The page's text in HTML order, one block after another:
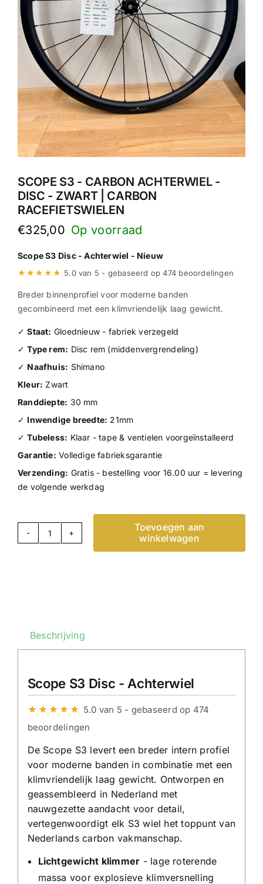
SCOPE S3 - CARBON ACHTERWIEL -
DISC - ZWART | CARBON
RACEFIETSWIELEN
€325,00
Scope S3 Disc - Achterwiel - Nieuw
★★★★★ 5.0 van 5 - gebaseerd op 474 beoordelingen
Breder binnenprofiel voor moderne banden
gecombineerd met een klimvriendelijk laag gewicht.
✓Staat: Gloednieuw - fabriek verzegeld
✓Type rem: Disc rem (middenvergrendeling)
✓ Naafhuis: Shimano
Kleur: Zwart
Randdiepte: 30 mm
✓ Inwendige breedte: 21mm
✓Tubeless: Klaar - tape & ventielen voorgeïnstalleerd
Garantie: Volledige fabrieksgarantie
Verzending: Gratis - bestelling voor 16.00 uur = levering
de volgende werkdag
Scope
Disc
-
|
Carbon
Racefietswielen
aantal
Toevoegen aan
winkelwagen
Beschrijving
Scope S3 Disc - Achterwiel
★★★★★ 5.0 van 5 - gebaseerd op 474
beoordelingen
De Scope S3 levert een breder intern profiel
voor moderne banden in combinatie met een
klimvriendelijk laag gewicht. Ontworpen en
geassembleerd in Nederland met
nauwgezette aandacht voor detail,
vertegenwoordigt elk S3 wiel het toppunt van
Nederlands carbon vakmanschap.
Lichtgewicht klimmer - lage roterende
massa voor explosieve klimversnelling